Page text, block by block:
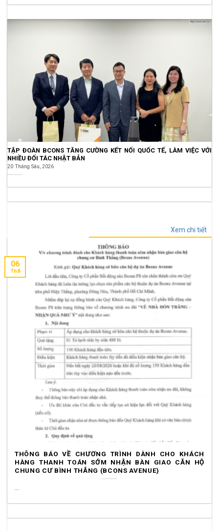
TẬP ĐOÀN BCONS TĂNG CƯỜNG KẾT NỐI QUỐC TẾ, LÀM VIỆC VỚI
NHIỀU ĐỐI TÁC NHẬT BẢN
20 Tháng Sáu, 2026
Xem chi tiết
THÔNG BÁO VỀ CHƯƠNG TRÌNH DÀNH CHO KHÁCH
HÀNG THANH TOÁN SỚM NHẬN BÀN GIAO CĂN HỘ
CHUNG CƯ BÌNH THẮNG (BCONS AVENUE)
06
Th8